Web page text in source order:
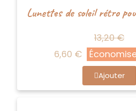
13,20 €
6,60 €
Ajouter